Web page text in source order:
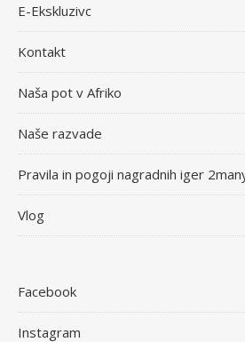
E-Ekskluzivc
Kontakt
Naša pot v Afriko
Naše razvade
Pravila in pogoji nagradnih iger
Vlog
Facebook
Instagram